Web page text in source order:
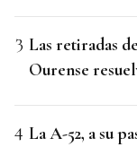
Las retiradas
Ourense
La A-52, a su